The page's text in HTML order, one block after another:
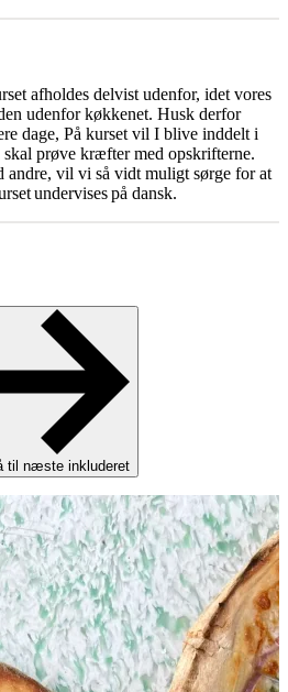
afholdes delvist udenfor, idet vores
udenfor køkkenet. Husk derfor
dage, På kurset vil I blive inddelt i
prøve kræfter med opskrifterne.
andre, vil vi så vidt muligt sørge for at
undervises på dansk.
til næste inkluderet